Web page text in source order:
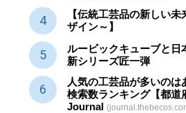
【伝統工芸品の新しい
ザイン～】
ルービックキューブと日
新シリーズ匠一弾
人気の工芸品が多いの
検索数ランキング【都道
Journal